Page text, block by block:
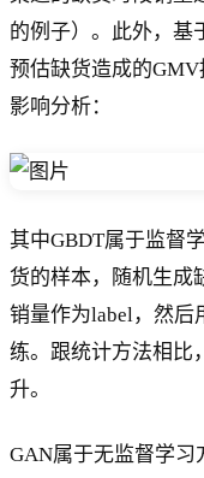
的例子）。此外，基
预估缺货造成的
影响分析：
其中GBDT属于监督
货的样本，随机生成
销量作为label，然后
练。跟统计方法相比
升。
GAN属于无监督学习